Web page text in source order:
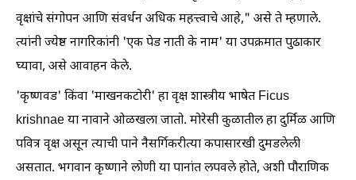
वृक्षांचे संगोपन आणि संवर्धन अधिक महत्त्वाचे आहे," असे ते म्हणाले.
त्यांनी ज्येष्ठ नागरिकांनी 'एक पेड नाती के नाम' या उपक्रमात पुढाकार
घ्यावा, असे आवाहन केले.
'कृष्णवड' किंवा 'माखनकटोरी' हा वृक्ष शास्त्रीय भाषेत Ficus
krishnae या नावाने ओळखला जातो. मोरेसी कुळातील हा दुर्मिळ आणि
पवित्र वृक्ष असून त्याची पाने नैसर्गिकरीत्या कपासारखी दुमडलेली
असतात. भगवान कृष्णाने लोणी या पानांत लपवले होते, अशी पौराणिक